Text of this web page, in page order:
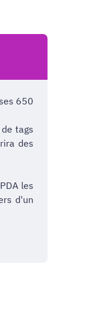
650
tags
des
les
d'un